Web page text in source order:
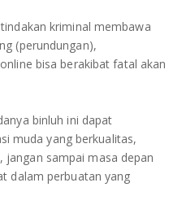
kriminal membawa
(perundungan),
bisa berakibat fatal akan
binluh ini dapat
muda yang berkualitas,
sampai masa depan
dalam perbuatan yang